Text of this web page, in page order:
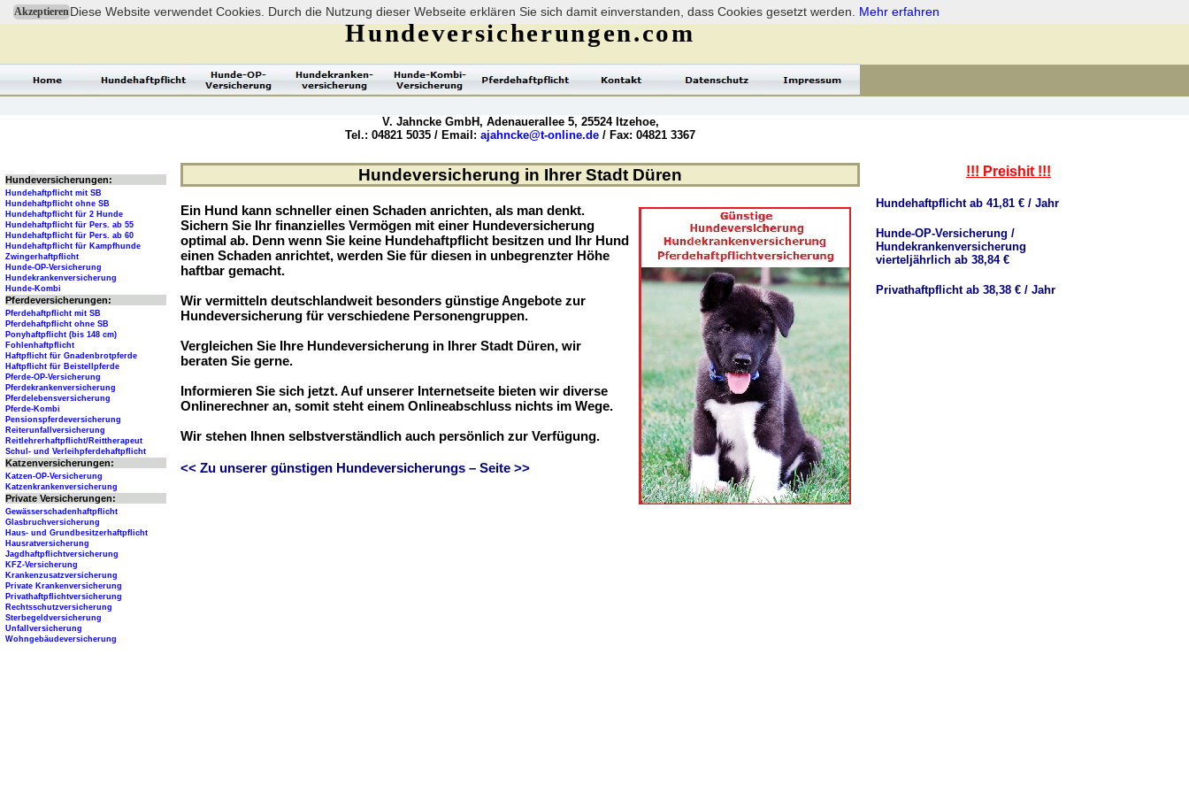
AkzeptierenDiese Website verwendet Cookies. Durch die Nutzung dieser Webseite erklären Sie sich damit einverstanden, dass Cookies gesetzt werden. Mehr erfahren
Hundeversicherung in Ihrer Stadt Düren
Ein Hund kann schneller einen Schaden anrichten, als man denkt.
Sichern Sie Ihr finanzielles Vermögen mit einer Hundeversicherung
optimal ab. Denn wenn Sie keine Hundehaftpflicht besitzen und Ihr Hund
einen Schaden anrichtet, werden Sie für diesen in unbegrenzter Höhe
haftbar gemacht.
Wir vermitteln deutschlandweit besonders günstige Angebote zur
Hundeversicherung für verschiedene Personengruppen.
Vergleichen Sie Ihre Hundeversicherung in Ihrer Stadt Düren, wir
beraten Sie gerne.
Informieren Sie sich jetzt. Auf unserer Internetseite bieten wir diverse
Onlinerechner an, somit steht einem Onlineabschluss nichts im Wege.
Wir stehen Ihnen selbstverständlich auch persönlich zur Verfügung.
<< Zu unserer günstigen Hundeversicherungs – Seite >>
Hundeversicherungen.com
V. Jahncke GmbH, Adenauerallee 5, 25524 Itzehoe,
Tel.: 04821 5035 / Email: ajahncke@t-online.de / Fax: 04821 3367
!!! Preishit !!!
Hundehaftpflicht ab 41,81 € / Jahr
Hunde-OP-Versicherung /
Hundekrankenversicherung
vierteljährlich ab 38,84 €
Privathaftpflicht ab 38,38 € / Jahr
Hundeversicherungen:
Hundehaftpflicht mit SB
Hundehaftpflicht ohne SB
Hundehaftpflicht für 2 Hunde
Hundehaftpflicht für Pers. ab 55
Hundehaftpflicht für Pers. ab 60
Hundehaftpflicht für Kampfhunde
Zwingerhaftpflicht
Hunde-OP-Versicherung
Hundekrankenversicherung
Hunde-Kombi
Pferdeversicherungen:
Pferdehaftpflicht mit SB
Pferdehaftpflicht ohne SB
Ponyhaftpflicht (bis 148 cm)
Fohlenhaftpflicht
Haftpflicht für Gnadenbrotpferde
Haftpflicht für Beistellpferde
Pferde-OP-Versicherung
Pferdekrankenversicherung
Pferdelebensversicherung
Pferde-Kombi
Pensionspferdeversicherung
Reiterunfallversicherung
Reitlehrerhaftpflicht/Reittherapeut
Schul- und Verleihpferdehaftpflicht
Katzenversicherungen:
Katzen-OP-Versicherung
Katzenkrankenversicherung
Private Versicherungen:
Gewässerschadenhaftpflicht
Glasbruchversicherung
Haus- und Grundbesitzerhaftpflicht
Hausratversicherung
Jagdhaftpflichtversicherung
KFZ-Versicherung
Krankenzusatzversicherung
Private Krankenversicherung
Privathaftpflichtversicherung
Rechtsschutzversicherung
Sterbegeldversicherung
Unfallversicherung
Wohngebäudeversicherung